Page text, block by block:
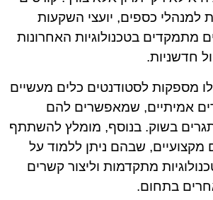
למנהלי כספים, יועצי השקעות
מתמקדים בטכנולוגיות האחרונות
חדשניות.
מספקות לסטודנטים כלים מעשיים
אמיתיים, שמאפשרים להם
בשוק. בנוסף, מומלץ להשתתף
מקצועיים, שבהם ניתן ללמוד על
מתקדמות וליצור קשרים
בתחום.